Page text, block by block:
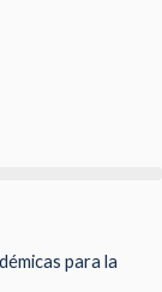
para la